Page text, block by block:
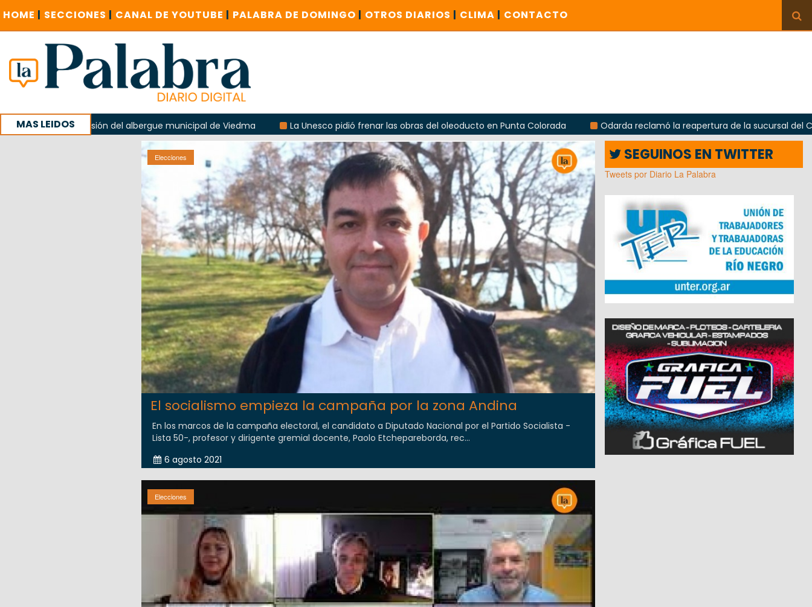
HOME | SECCIONES | CANAL DE YOUTUBE | PALABRA DE DOMINGO | OTROS DIARIOS | CLIMA | CONTACTO
MAS LEIDOS
explosión del albergue municipal de Viedma La Unesco pidió frenar las obras del oleoducto en Punta Colorada
Odarda reclamó la reapertura de la sucursal del Correo
con un encuentro provincial en Roca
Elecciones
El socialismo empieza la campaña por la zona Andina
En los marcos de la campaña electoral, el candidato a Diputado Nacional por el Partido Socialista -
Lista 50-, profesor y dirigente gremial docente, Paolo Etchepareborda, rec...
6 agosto 2021
Elecciones
SEGUINOS EN TWITTER
Tweets por Diario La Palabra